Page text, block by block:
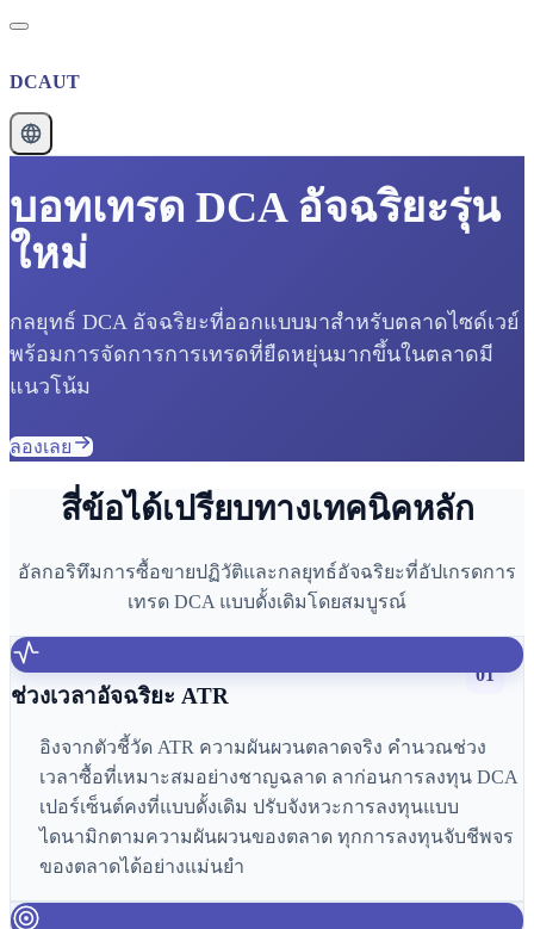
DCAUT
บอทเทรด DCA อัจฉริยะรุ่น
ใหม่
กลยุทธ์ DCA อัจฉริยะที่ออกแบบมาสำหรับตลาดไซด์เวย์
พร้อมการจัดการการเทรดที่ยืดหยุ่นมากขึ้นในตลาดมี
แนวโน้ม
ลองเลย
สี่ข้อได้เปรียบทางเทคนิคหลัก
อัลกอริทึมการซื้อขายปฏิวัติและกลยุทธ์อัจฉริยะที่อัปเกรดการ
เทรด DCA แบบดั้งเดิมโดยสมบูรณ์
01
ช่วงเวลาอัจฉริยะ ATR
อิงจากตัวชี้วัด ATR ความผันผวนตลาดจริง คำนวณช่วง
เวลาซื้อที่เหมาะสมอย่างชาญฉลาด ลาก่อนการลงทุน DCA
เปอร์เซ็นต์คงที่แบบดั้งเดิม ปรับจังหวะการลงทุนแบบ
ไดนามิกตามความผันผวนของตลาด ทุกการลงทุนจับชีพจร
ของตลาดได้อย่างแม่นยำ